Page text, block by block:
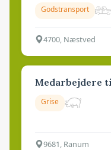
Godstransport
4700, Næstved
Medarbejdere
Grise
9681, Ranum